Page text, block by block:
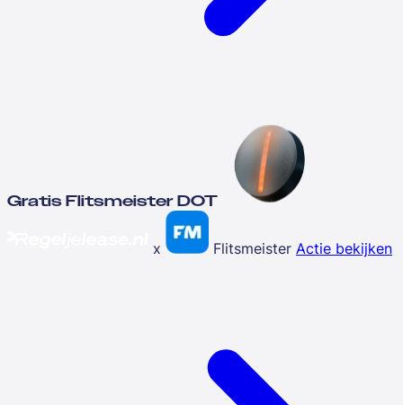
Gratis Flitsmeister DOT
x Flitsmeister Actie bekijken